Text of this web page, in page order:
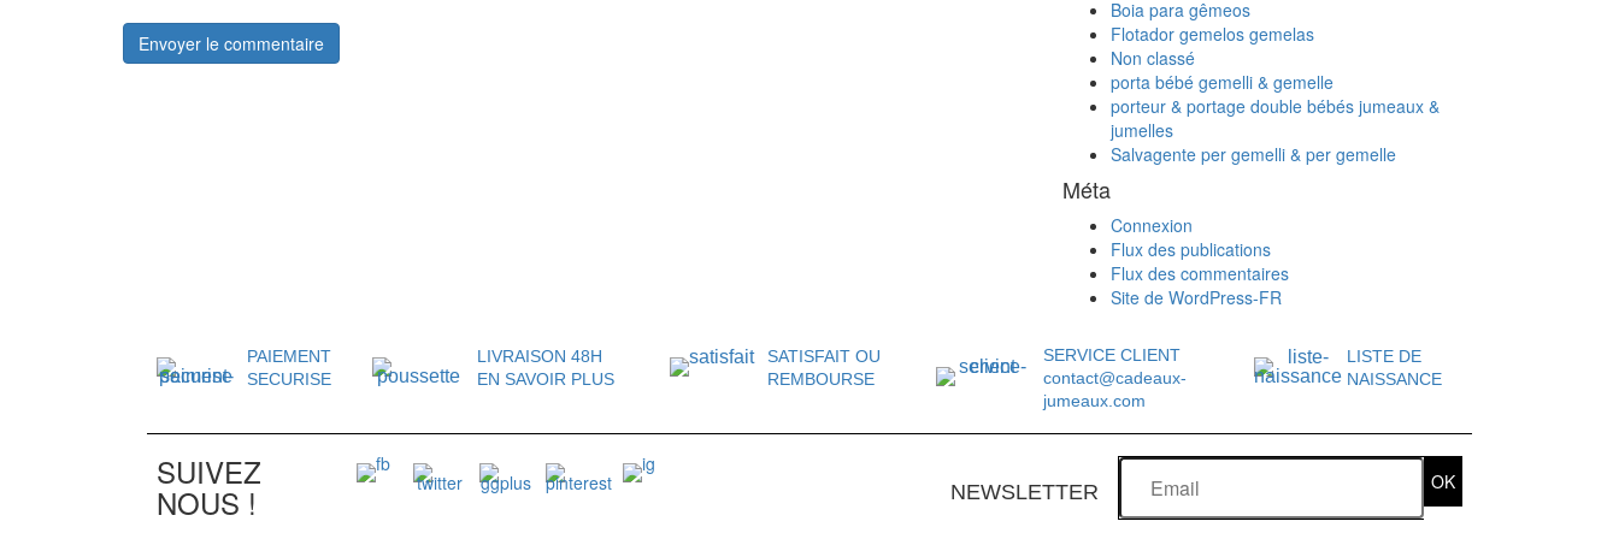
Boia para gêmeos
Flotador gemelos gemelas
Non classé
porta bébé gemelli & gemelle
porteur & portage double bébés jumeaux &
jumelles
Salvagente per gemelli & per gemelle
Méta
Connexion
Flux des publications
Flux des commentaires
Site de WordPress-FR
PAIEMENT
SECURISE
LIVRAISON 48H
EN SAVOIR PLUS
SATISFAIT OU
REMBOURSE
SERVICE CLIENT
contact@cadeaux-
jumeaux.com
LISTE DE
NAISSANCE
SUIVEZ
NOUS ! NEWSLETTER OK